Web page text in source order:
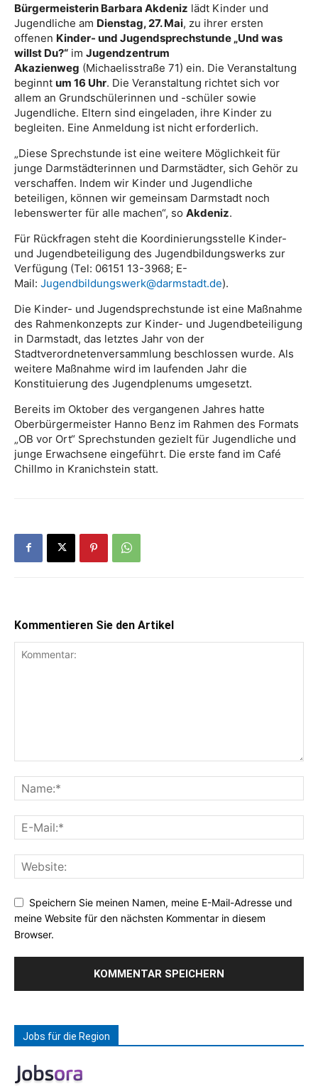
Bürgermeisterin Barbara Akdeniz lädt Kinder und
Jugendliche am Dienstag, 27. Mai, zu ihrer ersten
offenen Kinder- und Jugendsprechstunde „Und was
willst Du?“ im Jugendzentrum
Akazienweg (Michaelisstraße 71) ein. Die Veranstaltung
beginnt um 16 Uhr. Die Veranstaltung richtet sich vor
allem an Grundschülerinnen und -schüler sowie
Jugendliche. Eltern sind eingeladen, ihre Kinder zu
begleiten. Eine Anmeldung ist nicht erforderlich.
„Diese Sprechstunde ist eine weitere Möglichkeit für
junge Darmstädterinnen und Darmstädter, sich Gehör zu
verschaffen. Indem wir Kinder und Jugendliche
beteiligen, können wir gemeinsam Darmstadt noch
lebenswerter für alle machen“, so Akdeniz.
Für Rückfragen steht die Koordinierungsstelle Kinder-
und Jugendbeteiligung des Jugendbildungswerks zur
Verfügung (Tel: 06151 13-3968; E-
Mail: Jugendbildungswerk@darmstadt.de).
Die Kinder- und Jugendsprechstunde ist eine Maßnahme
des Rahmenkonzepts zur Kinder- und Jugendbeteiligung
in Darmstadt, das letztes Jahr von der
Stadtverordnetenversammlung beschlossen wurde. Als
weitere Maßnahme wird im laufenden Jahr die
Konstituierung des Jugendplenums umgesetzt.
Bereits im Oktober des vergangenen Jahres hatte
Oberbürgermeister Hanno Benz im Rahmen des Formats
„OB vor Ort“ Sprechstunden gezielt für Jugendliche und
junge Erwachsene eingeführt. Die erste fand im Café
Chillmo in Kranichstein statt.
Kommentieren Sie den Artikel
Speichern Sie meinen Namen, meine E-Mail-Adresse und
meine Website für den nächsten Kommentar in diesem
Browser.
Jobs für die Region